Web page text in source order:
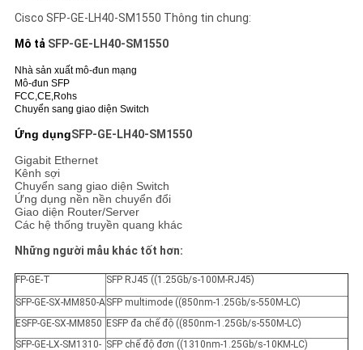
Cisco SFP-GE-LH40-SM1550 Thông tin chung:
Mô tả SFP-GE-LH40-SM1550
Nhà sản xuất mô-đun mạng
Mô-đun SFP
FCC,CE,Rohs
Chuyển sang giao diện Switch
Ứng dụngSFP-GE-LH40-SM1550
Gigabit Ethernet
Kênh sợi
Chuyển sang giao diện Switch
Ứng dụng nền nền chuyển đổi
Giao diện Router/Server
Các hệ thống truyền quang khác
Những người mẫu khác tốt hơn:
FP-GE-T
SFP RJ45 ((1.25Gb/s-100M-RJ45)
SFP-GE-SX-MM850-ASFP multimode ((850nm-1.25Gb/s-550M-LC)
ESFP-GE-SX-MM850 ESFP đa chế độ ((850nm-1.25Gb/s-550M-LC)
SFP-GE-LX-SM1310- SFP chế độ đơn ((1310nm-1.25Gb/s-10KM-LC)